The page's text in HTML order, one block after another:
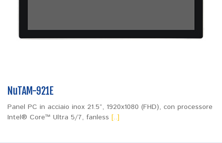
NuTAM-921E
Panel PC in acciaio inox 21.5”, 1920x1080 (FHD), con processore
Intel® Core™ Ultra 5/7, fanless [..]